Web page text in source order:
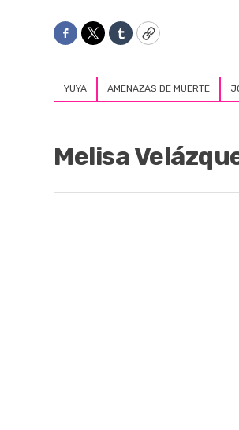
Facebook
TwitterTumblrCopy
YUYA AMENAZAS DE MUERTE
Melisa